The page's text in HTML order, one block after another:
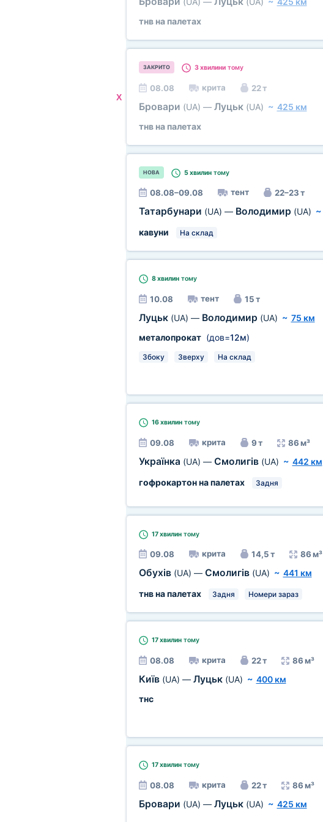
тнв на палетах
X
ЗАКРИТО 3 хвилинитому
08.08 крита 22 т
Бровари (UA) — Луцьк (UA) ~ 425 км
тнв на палетах
НОВА 5 хвилинтому
08.08–09.08 тент 22–23 т
Татарбунари (UA) — Володимир (UA) ~
кавуни
На склад
8 хвилинтому
10.08 тент 15 т
Луцьк (UA) — Володимир (UA) ~ 75 км
металопрокат(дов=12м)
Збоку Зверху На склад
16 хвилинтому
09.08 крита 9 т 86 м³
Українка (UA) — Смолигів (UA) ~ 442 км
гофрокартон на палетах
Задня
17 хвилинтому
09.08 крита 14,5 т 86 м³
Обухів (UA) — Смолигів (UA) ~ 441 км
тнв на палетах
Задня Номери зараз
17 хвилинтому
08.08 крита 22 т 86 м³
Київ (UA) — Луцьк (UA) ~ 400 км
тнс
17 хвилинтому
08.08 крита 22 т 86 м³
Бровари (UA) — Луцьк (UA) ~ 425 км